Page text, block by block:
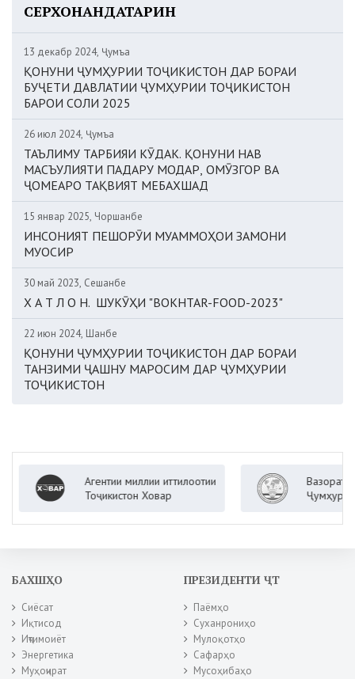
СЕРХОНАНДАТАРИН
13 декабр 2024, Ҷумъа
ҚОНУНИ ҶУМҲУРИИ ТОҶИКИСТОН ДАР БОРАИ
БУҶЕТИ ДАВЛАТИИ ҶУМҲУРИИ ТОҶИКИСТОН
БАРОИ СОЛИ 2025
26 июл 2024, Ҷумъа
ТАЪЛИМУ ТАРБИЯИ КӮДАК. ҚОНУНИ НАВ
МАСЪУЛИЯТИ ПАДАРУ МОДАР, ОМӮЗГОР ВА
ҶОМЕАРО ТАҚВИЯТ МЕБАХШАД
15 январ 2025, Чоршанбе
ИНСОНИЯТ ПЕШОРӮИ МУАММОҲОИ ЗАМОНИ
МУОСИР
30 май 2023, Сешанбе
Х А Т Л О Н. ШУКӮҲИ "BOKHTAR-FOOD-2023"
22 июн 2024, Шанбе
ҚОНУНИ ҶУМҲУРИИ ТОҶИКИСТОН ДАР БОРАИ
ТАНЗИМИ ҶАШНУ МАРОСИМ ДАР ҶУМҲУРИИ
ТОҶИКИСТОН
Агентии миллии иттилоотии
Тоҷикистон Ховар
Вазорати
Ҷумҳурии
БАХШҲО
Сиёсат
Иқтисод
Иҷтимоиёт
Энергетика
Муҳоҷират
ПРЕЗИДЕНТИ ҶТ
Паёмҳо
Суханрониҳо
Мулоқотҳо
Сафарҳо
Мусоҳибаҳо